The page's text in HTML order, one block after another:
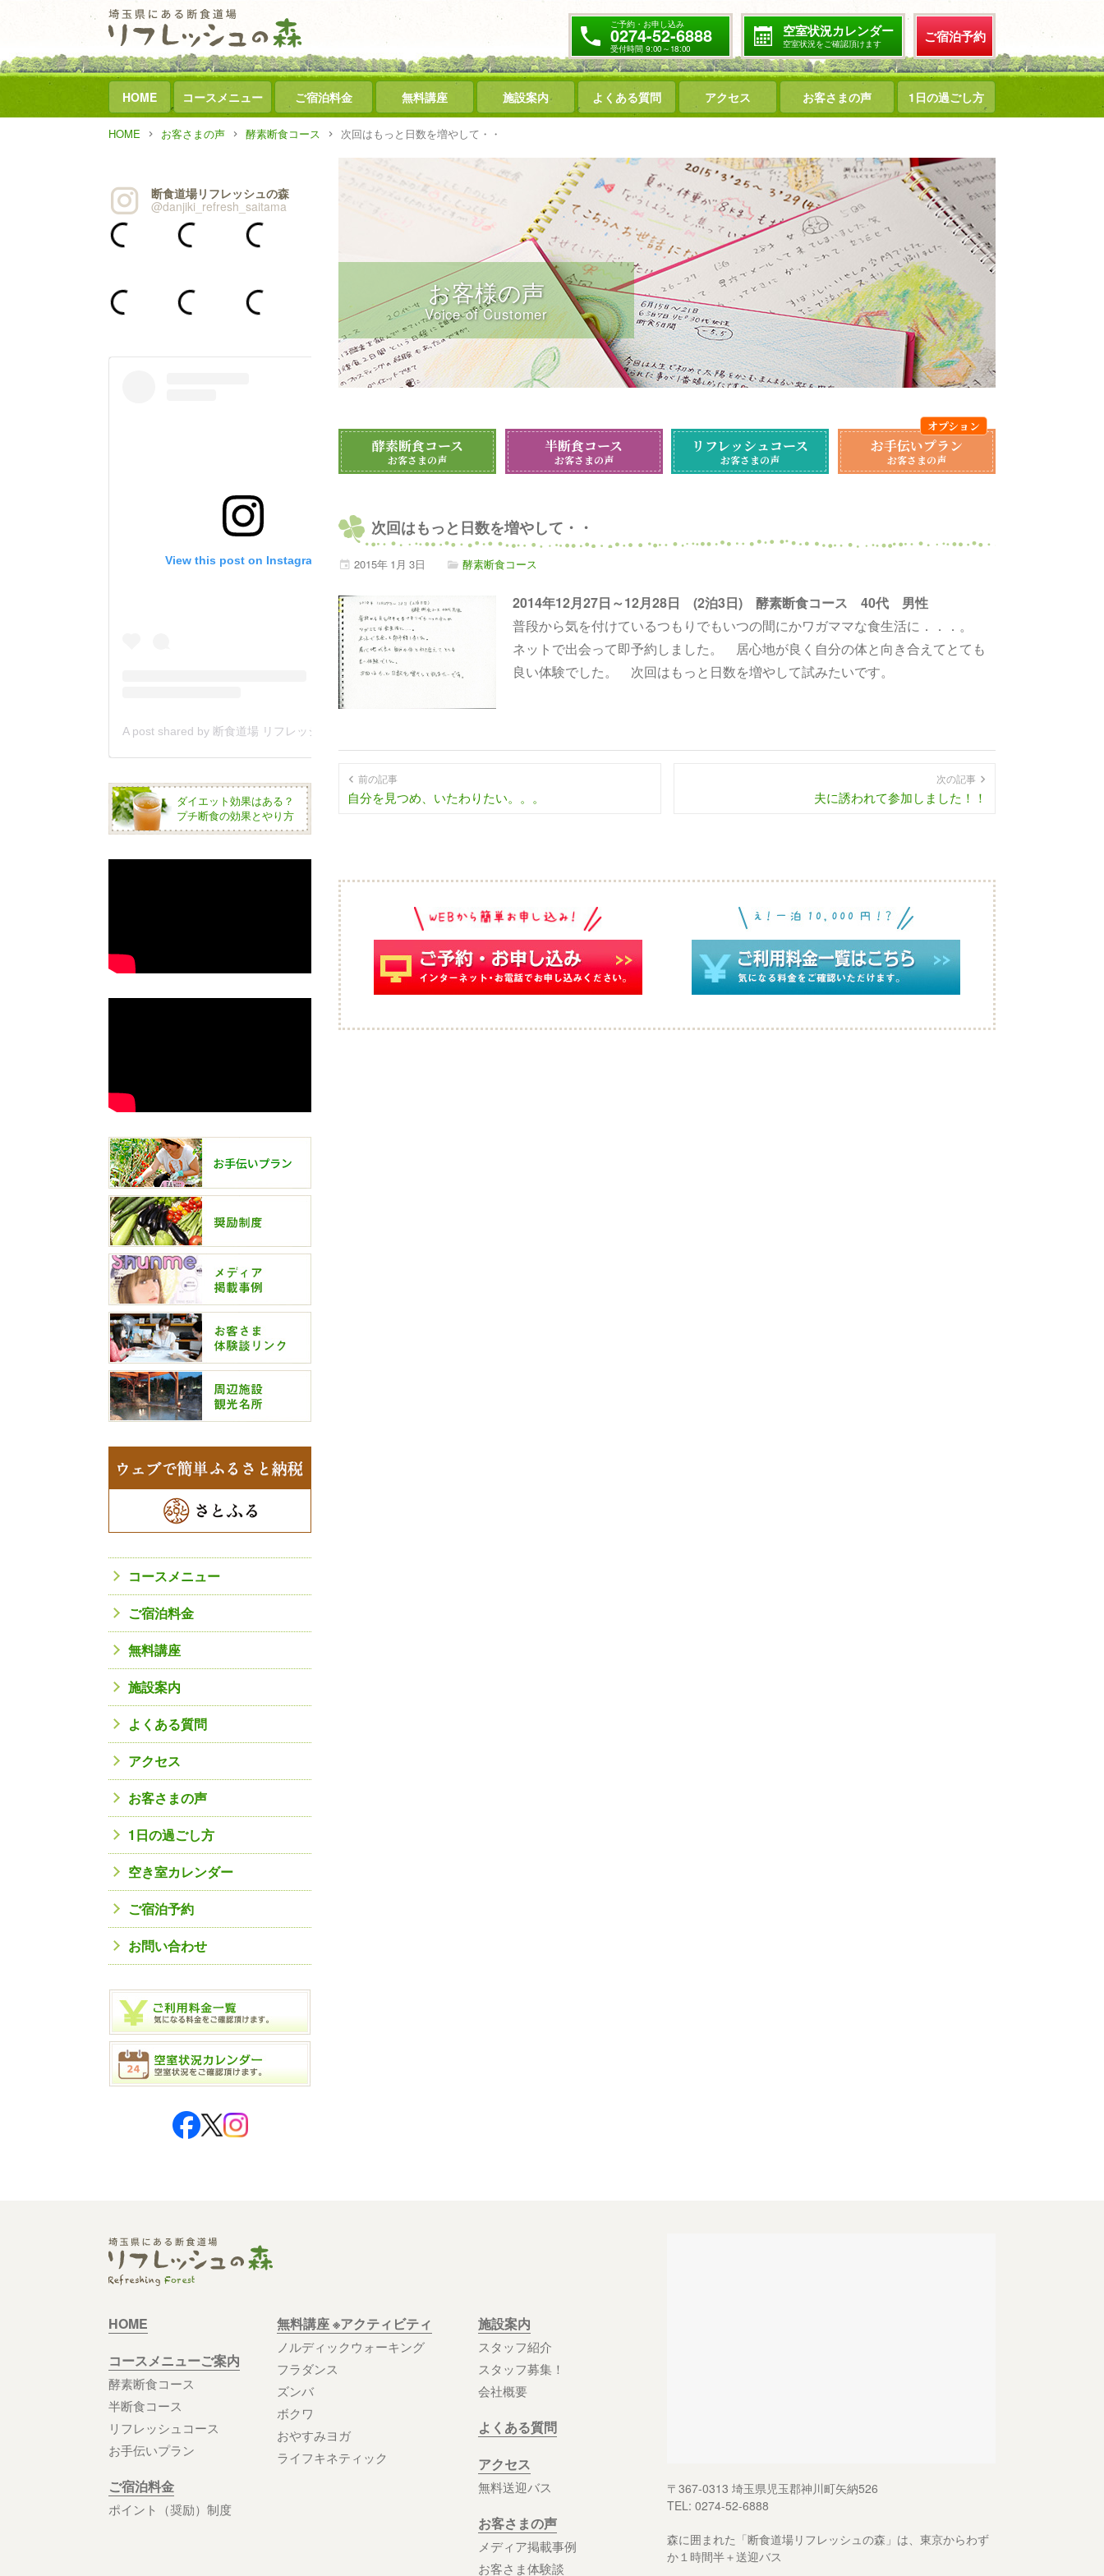
ご予約・お申し込み
0274-52-6888
受付時間 9:00～18:00
空室状況カレンダー
空室状況をご確認頂けます ご宿泊予約
HOME コースメニュー ご宿泊料金 無料講座 施設案内 よくある質問 アクセス お客さまの声 1日の過ごし方
HOME お客さまの声 酵素断食コース 次回はもっと日数を増やして・・
お客様の声
Voice of Customer
酵素断食コース
お客さまの声
半断食コース
お客さまの声
リフレッシュコース
お客さまの声
お手伝いプラン
お客さまの声
次回はもっと日数を増やして・・
2015年 1月 3日 酵素断食コース
2014年12月27日～12月28日 (2泊3日) 酵素断食コース 40代 男性
普段から気を付けているつもりでもいつの間にかワガママな食生活に．．．。
ネットで出会って即予約しました。 居心地が良く自分の体と向き合えてとても
良い体験でした。 次回はもっと日数を増やして試みたいです。
前の記事
自分を見つめ、いたわりたい。。。
次の記事
夫に誘われて参加しました！！
断食道場リフレッシュの森
@danjiki_refresh_saitama
View this post on Instagram
ダイエット効果はある？
プチ断食の効果とやり方
コースメニュー
ご宿泊料金
無料講座
施設案内
よくある質問
アクセス
お客さまの声
1日の過ごし方
空き室カレンダー
ご宿泊予約
お問い合わせ
HOME
コースメニューご案内
酵素断食コース
半断食コース
リフレッシュコース
お手伝いプラン
ご宿泊料金
ポイント（奨励）制度
無料講座 ※アクティビティ
ノルディックウォーキング
フラダンス
ズンバ
ボクワ
おやすみヨガ
ライフキネティック
施設案内
スタッフ紹介
スタッフ募集！
会社概要
よくある質問
アクセス
無料送迎バス
お客さまの声
メディア掲載事例
お客さま体験談
〒367-0313 埼玉県児玉郡神川町矢納526
TEL: 0274-52-6888
森に囲まれた「断食道場リフレッシュの森」は、東京からわず
か１時間半＋送迎バス